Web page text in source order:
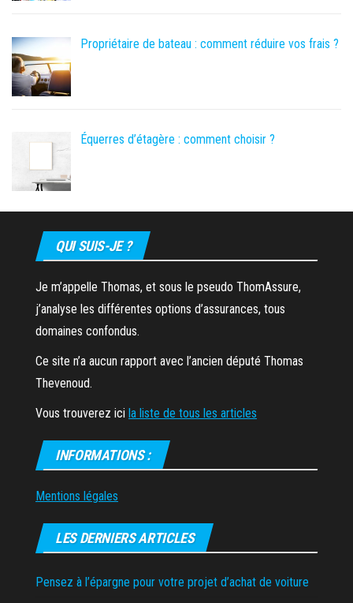
Propriétaire de bateau : comment réduire vos frais ?
Équerres d’étagère : comment choisir ?
QUI SUIS-JE ?
Je m’appelle Thomas, et sous le pseudo ThomAssure,
j’analyse les différentes options d’assurances, tous
domaines confondus.
Ce site n’a aucun rapport avec l’ancien député Thomas
Thevenoud.
Vous trouverez ici la liste de tous les articles
INFORMATIONS :
Mentions légales
LES DERNIERS ARTICLES
Pensez à l’épargne pour votre projet d’achat de voiture